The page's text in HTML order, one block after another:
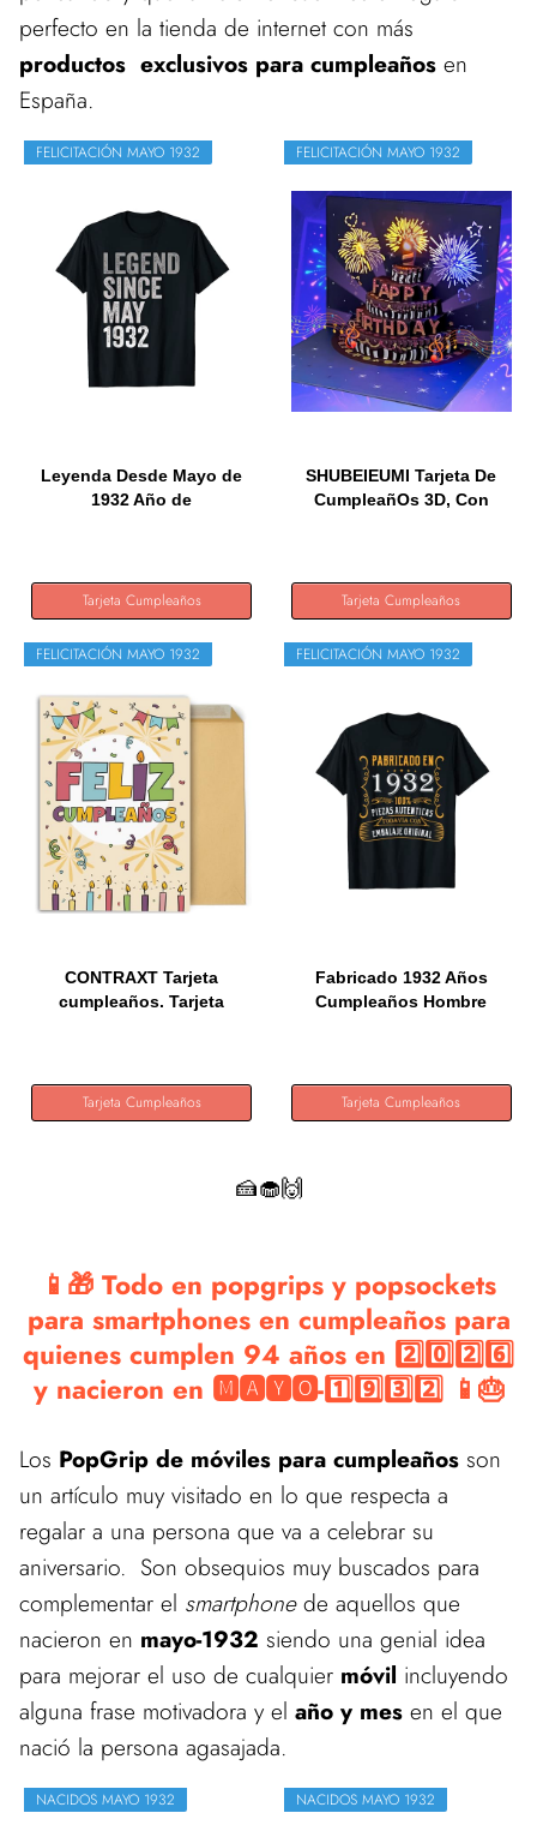
perfecto en la tienda de internet con más
productos exclusivos para cumpleaños en
España.
FELICITACIÓN MAYO 1932
Leyenda Desde Mayo de
1932 Año de
Tarjeta Cumpleaños
FELICITACIÓN MAYO 1932
SHUBEIEUMI Tarjeta De
CumpleañOs 3D, Con
Tarjeta Cumpleaños
FELICITACIÓN MAYO 1932
CONTRAXT Tarjeta
cumpleaños. Tarjeta
Tarjeta Cumpleaños
FELICITACIÓN MAYO 1932
Fabricado 1932 Años
Cumpleaños Hombre
Tarjeta Cumpleaños
🍰🧁🙌
📱🎁 Todo en popgrips y popsockets
para smartphones en cumpleaños para
quienes cumplen 94 años en 2️⃣0️⃣2️⃣6️⃣
y nacieron en 🅼🅰🆈🅾-1️⃣9️⃣3️⃣2️⃣ 📱🎂
Los PopGrip de móviles para cumpleaños son
un artículo muy visitado en lo que respecta a
regalar a una persona que va a celebrar su
aniversario. Son obsequios muy buscados para
complementar el smartphonede aquellos que
nacieron en mayo-1932 siendo una genial idea
para mejorar el uso de cualquier móvil incluyendo
alguna frase motivadora y el año y mes en el que
nació la persona agasajada.
NACIDOS MAYO 1932 NACIDOS MAYO 1932